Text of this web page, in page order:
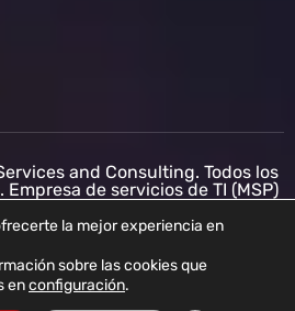
and Consulting. Todos los
de servicios de TI (MSP)
- Asistencia informática - Redes
- Soporte informático
and Consulting LDA NIF:
R4 - Capital social: 50 001,00
la mejor experiencia en
sobre las cookies que
enconfiguración.